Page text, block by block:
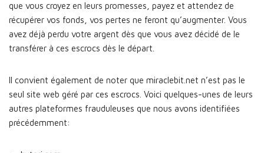
que vous croyez en leurs promesses, payez et attendez de
récupérer vos fonds, vos pertes ne feront qu’augmenter. Vous
avez déjà perdu votre argent dès que vous avez décidé de le
transférer à ces escrocs dès le départ.
Il convient également de noter que miraclebit.net n’est pas le
seul site web géré par ces escrocs. Voici quelques-unes de leurs
autres plateformes frauduleuses que nous avons identifiées
précédemment: